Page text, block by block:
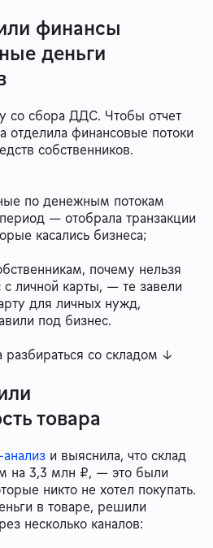
финансы
деньги
со сбора ДДС. Чтобы отчет
отделила финансовые потоки
собственников.
по денежным потокам
— отобрала транзакции
касались бизнеса;
почему нельзя
с личной карты, — те завели
для личных нужд,
под бизнес.
со складом ↓
товара
и выяснила, что склад
на 3,3 млн ₽, — это были
никто не хотел покупать.
в товаре, решили
несколько каналов: